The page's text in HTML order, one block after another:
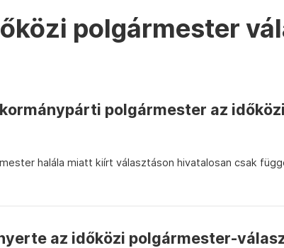
polgármester
polgármester az
halála miatt kiírt választáson hivatalosan csak
az időközi polgármester-